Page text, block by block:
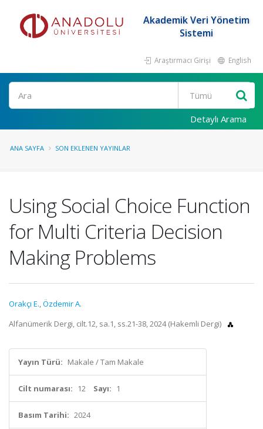
Akademik Veri Yönetim
Sistemi
Araştırmacı Girişi English
Ara
Detaylı Arama
ANA SAYFA SON EKLENEN YAYINLAR
Using Social Choice Function
for Multi Criteria Decision
Making Problems
Orakçı E.,Özdemir A.
Alfanümerik Dergi, cilt.12, sa.1, ss.21-38, 2024 (Hakemli Dergi)
Yayın Türü: Makale / Tam Makale
Cilt numarası: 12 Sayı: 1
Basım Tarihi: 2024